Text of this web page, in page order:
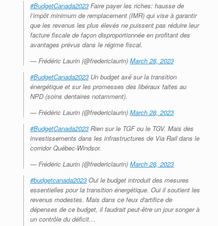
#BudgetCanada2023 Faire payer les riches: hausse de
l’impôt minimum de remplacement (IMR) qui vise à garantir
que les revenus les plus élevés ne puissent pas réduire leur
facture fiscale de façon disproportionnée en profitant des
avantages prévus dans le régime fiscal.
— Frédéric Laurin (@fredericlaurin) March 28, 2023
#BudgetCanada2023 Un budget axé sur la transition
énergétique et sur les promesses des libéraux faites au
NPD (soins dentaires notamment).
— Frédéric Laurin (@fredericlaurin) March 28, 2023
#BudgetCanada2023 Rien sur le TGF ou le TGV. Mais des
investissements dans les infrastructures de Via Rail dans le
corridor Québec-Windsor.
— Frédéric Laurin (@fredericlaurin) March 28, 2023
#budgetcanada2023 Oui le budget introduit des mesures
essentielles pour la transition énergétique. Oui il soutient les
revenus modestes. Mais dans ce feux d'artifice de
dépenses de ce budget, il faudrait peut-être un jour songer à
un contrôle du déficit…